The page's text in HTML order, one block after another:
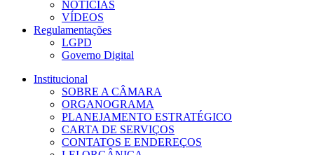
NOTÍCIAS
VÍDEOS
Regulamentações
LGPD
Governo Digital
Institucional
SOBRE A CÂMARA
ORGANOGRAMA
PLANEJAMENTO ESTRATÉGICO
CARTA DE SERVIÇOS
CONTATOS E ENDEREÇOS